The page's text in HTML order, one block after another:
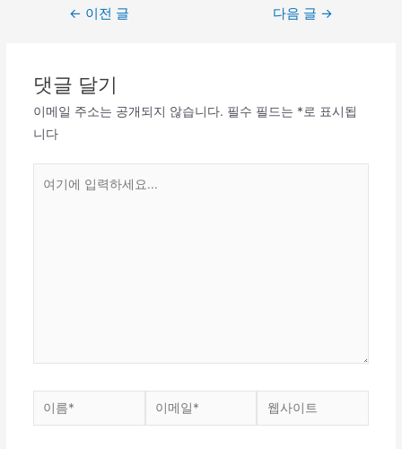
← 이전 글 다음 글 →
댓글 달기
이메일 주소는 공개되지 않습니다. 필수 필드는 *로 표시됩
니다